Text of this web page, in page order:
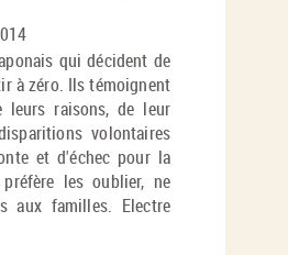
qui décident de
à zéro. Ils témoignent
leurs raisons, de leur
volontaires
et d'échec pour la
les oublier, ne
aux familles. Electre